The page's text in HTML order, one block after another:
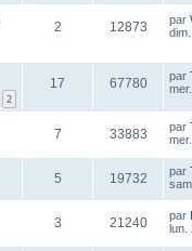
2 12873 par
2
17 67780 par
7 33883 par
5 19732 par
3 21240 par
lun.